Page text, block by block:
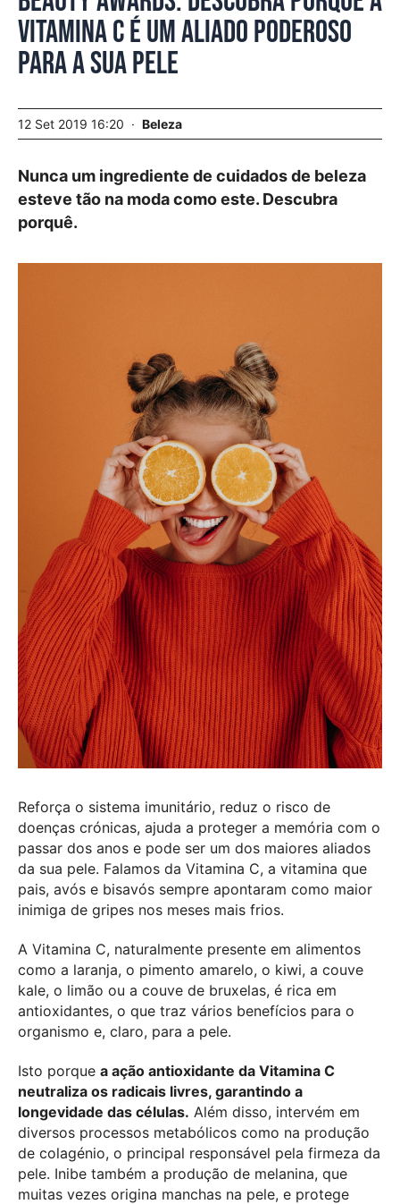
Vitamina C é um aliado poderoso
para a sua pele
12 Set 2019 16:20 Beleza
Nunca um ingrediente de cuidados de beleza
esteve tão na moda como este. Descubra
porquê.
Reforça o sistema imunitário, reduz o risco de
doenças crónicas, ajuda a proteger a memória com o
passar dos anos e pode ser um dos maiores aliados
da sua pele. Falamos da Vitamina C, a vitamina que
pais, avós e bisavós sempre apontaram como maior
inimiga de gripes nos meses mais frios.
A Vitamina C, naturalmente presente em alimentos
como a laranja, o pimento amarelo, o kiwi, a couve
kale, o limão ou a couve de bruxelas, é rica em
antioxidantes, o que traz vários benefícios para o
organismo e, claro, para a pele.
Isto porque a ação antioxidante da Vitamina C
neutraliza os radicais livres, garantindo a
longevidade das células. Além disso, intervém em
diversos processos metabólicos como na produção
de colagénio, o principal responsável pela firmeza da
pele. Inibe também a produção de melanina, que
muitas vezes origina manchas na pele, e protege